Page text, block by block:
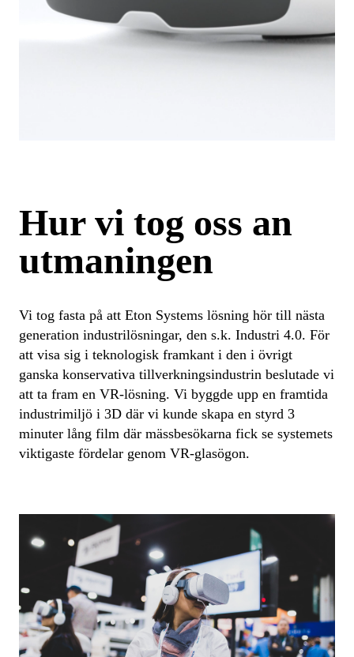
Hur vi tog oss an
utmaningen
Vi tog fasta på att Eton Systems lösning hör till nästa
generation industrilösningar, den s.k. Industri 4.0. För
att visa sig i teknologisk framkant i den i övrigt
ganska konservativa tillverkningsindustrin beslutade vi
att ta fram en VR-lösning. Vi byggde upp en framtida
industrimiljö i 3D där vi kunde skapa en styrd 3
minuter lång film där mässbesökarna fick se systemets
viktigaste fördelar genom VR-glasögon.